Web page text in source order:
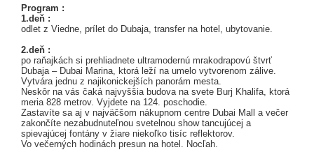
Program :
1.deň :
odlet z Viedne, prílet do Dubaja, transfer na hotel, ubytovanie.
2.deň :
po raňajkách si prehliadnete ultramodernú mrakodrapovú štvrť
Dubaja – Dubai Marina, ktorá leží na umelo vytvorenom zálive.
Vytvára jednu z najikonickejších panorám mesta.
Neskôr na vás čaká najvyššia budova na svete Burj Khalifa, ktorá
meria 828 metrov. Vyjdete na 124. poschodie.
Zastavíte sa aj v najväčšom nákupnom centre Dubai Mall a večer
zakončíte nezabudnuteľnou svetelnou show tancujúcej a
spievajúcej fontány v žiare niekoľko tisíc reflektorov.
Vo večerných hodinách presun na hotel. Nocľah.